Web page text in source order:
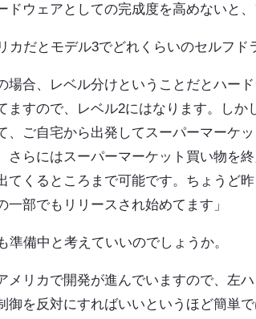
ドウェアとしての完成度を高めないと
カだとモデル3でどれくらいのセルフド
場合、レベル分けということだとハー
ますので、レベル2にはなります。し
、ご自宅から出発してスーパーマーケ
さらにはスーパーマーケット買い物を
てくるところまで可能です。ちょうど
一部でもリリースされ始めてます」
準備中と考えていいのでしょうか。
メリカで開発が進んでいますので、左
御を反対にすればいいというほど簡単